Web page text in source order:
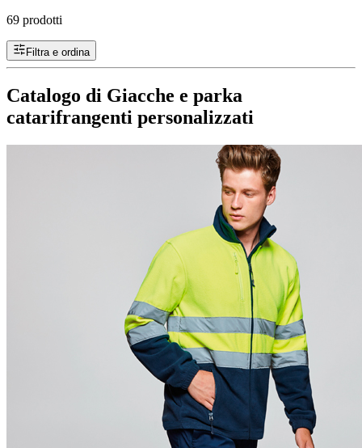
69 prodotti
Filtra e ordina
Catalogo di Giacche e parka
catarifrangenti personalizzati